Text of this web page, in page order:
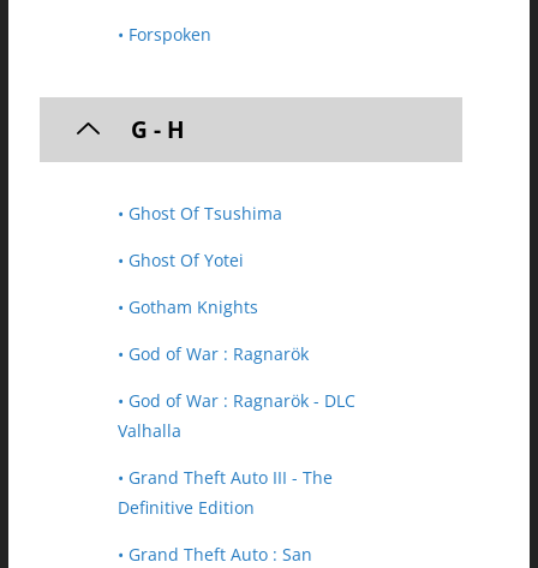
• Forspoken
G - H
• Ghost Of Tsushima
• Ghost Of Yotei
• Gotham Knights
• God of War : Ragnarök
• God of War : Ragnarök - DLC
Valhalla
• Grand Theft Auto III - The
Definitive Edition
• Grand Theft Auto : San